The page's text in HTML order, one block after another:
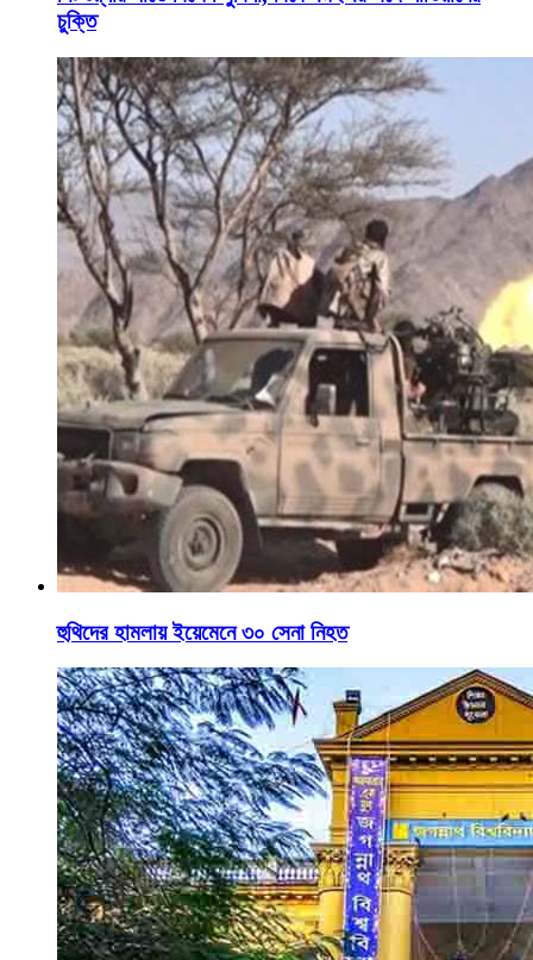
চুক্তি
হুথিদের হামলায় ইয়েমেনে ৩০ সেনা নিহত